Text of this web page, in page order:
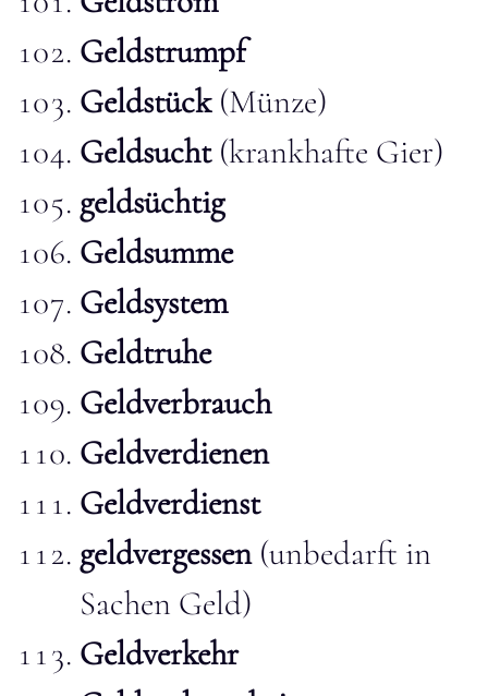
Geldstrumpf
Geldstück(Münze)
Geldsucht(krankhafte Gier)
geldsüchtig
Geldsumme
Geldsystem
Geldtruhe
Geldverbrauch
Geldverdienen
Geldverdienst
geldvergessen(unbedarft in
Sachen Geld)
Geldverkehr